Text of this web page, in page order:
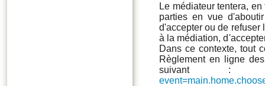
Le médiateur tentera,
parties en vue
d'accepter ou de refuser
à la médiation,
Dans ce contexte, tout
Règlement en ligne
suivant